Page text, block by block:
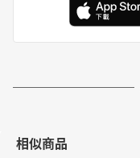
相似商品